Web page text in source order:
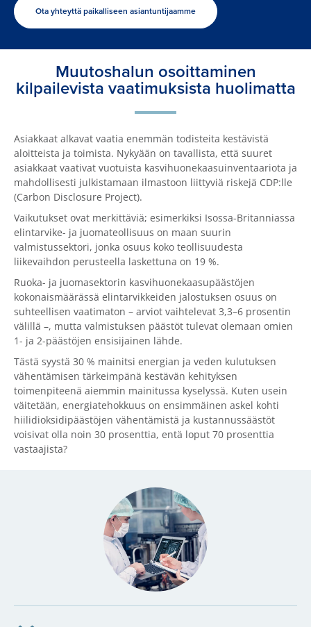
Ota yhteyttä paikalliseen asiantuntijaamme
Muutoshalun osoittaminen
kilpailevista vaatimuksista huolimatta
Asiakkaat alkavat vaatia enemmän todisteita kestävistä
aloitteista ja toimista. Nykyään on tavallista, että suuret
asiakkaat vaativat vuotuista kasvihuonekaasuinventaariota ja
mahdollisesti julkistamaan ilmastoon liittyviä riskejä CDP:lle
(Carbon Disclosure Project).
Vaikutukset ovat merkittäviä; esimerkiksi Isossa-Britanniassa
elintarvike- ja juomateollisuus on maan suurin
valmistussektori, jonka osuus koko teollisuudesta
liikevaihdon perusteella laskettuna on 19 %.
Ruoka- ja juomasektorin kasvihuonekaasupäästöjen
kokonaismäärässä elintarvikkeiden jalostuksen osuus on
suhteellisen vaatimaton – arviot vaihtelevat 3,3–6 prosentin
välillä –, mutta valmistuksen päästöt tulevat olemaan omien
1- ja 2-päästöjen ensisijainen lähde.
Tästä syystä 30 % mainitsi energian ja veden kulutuksen
vähentämisen tärkeimpänä kestävän kehityksen
toimenpiteenä aiemmin mainitussa kyselyssä. Kuten usein
väitetään, energiatehokkuus on ensimmäinen askel kohti
hiilidioksidipäästöjen vähentämistä ja kustannussäästöt
voisivat olla noin 30 prosenttia, entä loput 70 prosenttia
vastaajista?